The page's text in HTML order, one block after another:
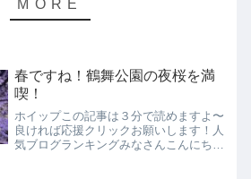
春ですね！鶴舞公園の夜桜を満
喫！
ホイップこの記事は３分で読めますよ〜
良ければ応援クリックお願いします！人
気ブログランキングみなさんこんにちは